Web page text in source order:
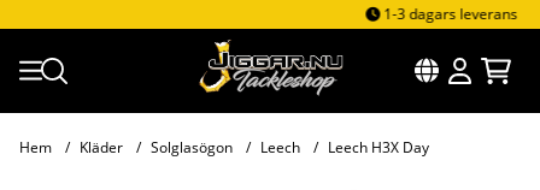
1-3 dagars leverans
Hem Kläder Solglasögon Leech Leech H3X Day